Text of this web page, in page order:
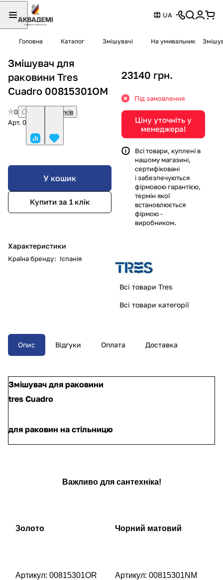
UA
Головна Каталог Змішувачі На умивальник
Змішувач для
раковини Tres
Cuadro 00815301OM
0
Немає відгуків
Арт. 00815301OM
У кошик
Купити за 1 клiк
Характеристики
Країна бренду: Іспанія
23140 грн.
Під замовлення
Ціну уточніть у
менеджера!
Всі товари, куплені в
нашому магазині,
сертифіковані
і забезпечуються
фірмовою гарантією,
термін якої
встановлюється
фірмою -
виробником.
Всі товари Tres
Всі товари категорії
Опис Відгуки Оплата Доставка
Змішувач для раковини
tres Cuadro
для раковин на стільницю
Важливо для сантехніка!
Золото
Артикул: 00815301OR
Чорний матовий
Артикул: 00815301NM